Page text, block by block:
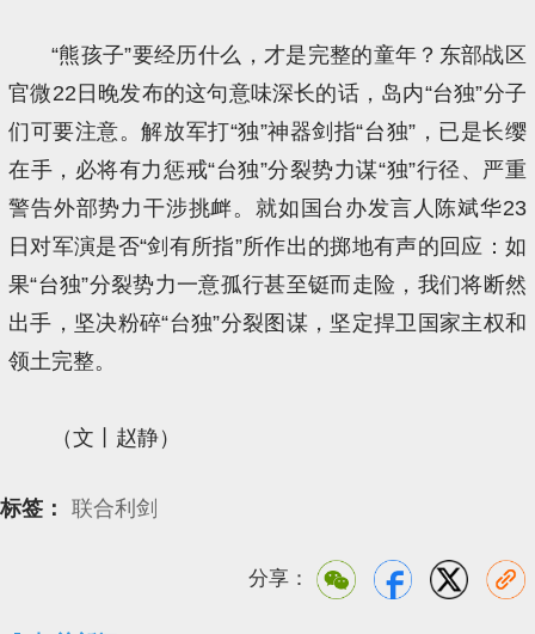
“熊孩子”要经历什么，才是完整的童年？东部战区
官微22日晚发布的这句意味深长的话，岛内“台独”分子
们可要注意。解放军打“独”神器剑指“台独”，已是长缨
在手，必将有力惩戒“台独”分裂势力谋“独”行径、严重
警告外部势力干涉挑衅。就如国台办发言人陈斌华23
日对军演是否“剑有所指”所作出的掷地有声的回应：如
果“台独”分裂势力一意孤行甚至铤而走险，我们将断然
出手，坚决粉碎“台独”分裂图谋，坚定捍卫国家主权和
领土完整。
（文丨赵静）
标签： 联合利剑
分享：